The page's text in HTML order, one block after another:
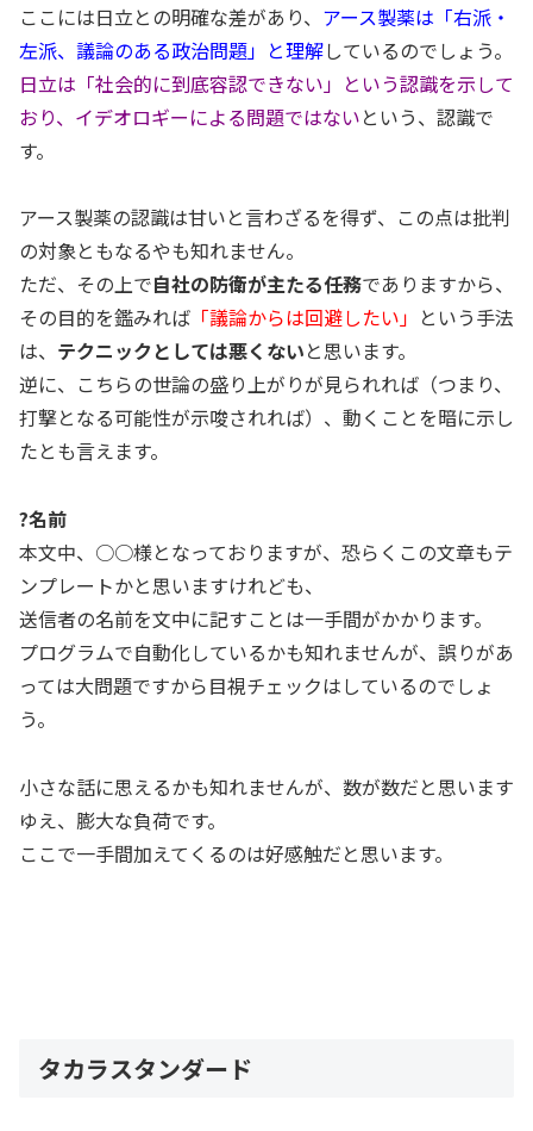
ここには日立との明確な差があり、 アース製薬は「右派・
左派、議論のある政治問題」と理解しているのでしょう。
日立は「社会的に到底容認できない」という認識を示して
おり、イデオロギーによる問題ではないという、認識で
す。
アース製薬の認識は甘いと言わざるを得ず、この点は批判
の対象ともなるやも知れません。
ただ、その上で自社の防衛が主たる任務でありますから、
その目的を鑑みれば 「議論からは回避したい」 という手法
は、 テクニックとしては悪くないと思います。
逆に、こちらの世論の盛り上がりが見られれば（つまり、
打撃となる可能性が示唆されれば）、動くことを暗に示し
たとも言えます。
?名前
本文中、○○様となっておりますが、恐らくこの文章もテ
ンプレートかと思いますけれども、
送信者の名前を文中に記すことは一手間がかかります。
プログラムで自動化しているかも知れませんが、誤りがあ
っては大問題ですから目視チェックはしているのでしょ
う。
小さな話に思えるかも知れませんが、数が数だと思います
ゆえ、膨大な負荷です。
ここで一手間加えてくるのは好感触だと思います。
タカラスタンダード